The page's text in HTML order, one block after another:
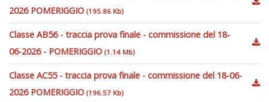
2026 POMERIGGIO (195.86 Kb)
Classe AB56 - traccia prova finale - commissione del 18-
06-2026 - POMERIGGIO (1.14 Mb)
Classe AC55 - traccia prova finale - commissione del 18-06-
2026 POMERIGGIO (196.57 Kb)